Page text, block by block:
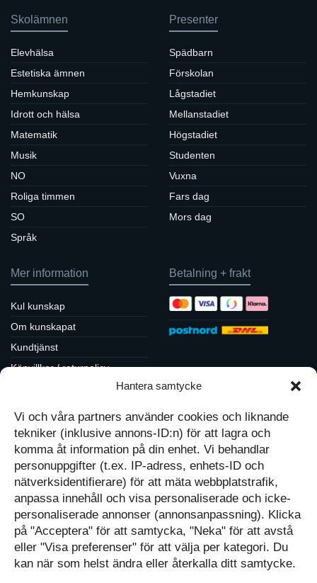
Hantera samtycke
Vi och våra partners använder cookies och liknande
tekniker (inklusive annons-ID:n) för att lagra och
komma åt information på din enhet. Vi behandlar
personuppgifter (t.ex. IP-adress, enhets-ID och
nätverksidentifierare) för att mäta webbplatstrafik,
anpassa innehåll och visa personaliserade och icke-
personaliserade annonser (annonsanpassning). Klicka
på "Acceptera" för att samtycka, "Neka" för att avstå
eller "Visa preferenser" för att välja per kategori. Du
kan när som helst ändra eller återkalla ditt samtycke.
Skolämnen
Elevhälsa
Estetiska ämnen
Hemkunskap
Idrott och hälsa
Matematik
Musik
NO
Roliga timmen
SO
Språk
Presenter
Spädbarn
Förskolan
Lågstadiet
Mellanstadiet
Högstadiet
Studenten
Vuxna
Fars dag
Mors dag
Mer information
Kul kunskap
Om kunskapat
Kundtjänst
Köpvillkor / returpolicy
Cookiepolicy
Kontakt
Mitt konto
Kassan
Betalning + frakt
Sociala medier
Följ oss på Facebook
Tavlor på Instagram
Inspiration på Pinterest
Diskutera på LinkedIn
Varukorg
Inga produkter i varukorgen.
Kunskapat
Med barn och ungas
nyfikenhet som inspiration
skapar vi design som
förmedlar kunskap till en ny